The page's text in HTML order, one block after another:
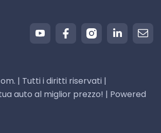
| Tutti i diritti riservati |
auto al miglior prezzo! | Powered